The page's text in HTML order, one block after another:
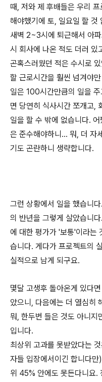
때, 저와 제 후배들은 우리
해야했기에 토, 일요일 할 것
새벽 2~3시에 퇴근해서 아
시 회사에 나온 적도 더러 있
곤혹스러웠던 적은 수시로
할 근로시간을 훨씬 넘겨야
일은 100시간만큼의 일을
면 당연히 식사시간 쪼개고,
일을 할 수 밖에 없습니다.
은 준수해야하니... 뭐, 더 자
기도 곤란하니 생략합니다.
그런 상황에서 일을 했습니
의 반년을 그렇게 살았습니
에 대한 평가가 '보통'이라는
습니다. 게다가 프로젝트의
실적으로 남게 되구요.
몇달 고생후 돌아온게 있다
았으니, 다음에는 더 열심히
뭐, 한두번 들은 것도 아니지
입니다.
최상위 고과를 못받았다는
자들 입장에서이긴 합니다
위 45% 안에도 못든다니요.